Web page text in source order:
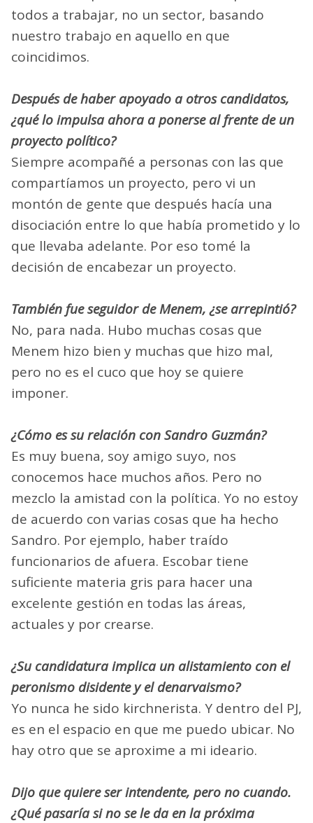
todos a trabajar, no un sector, basando
nuestro trabajo en aquello en que
coincidimos.
Después de haber apoyado a otros candidatos,
¿qué lo impulsa ahora a ponerse al frente de un
proyecto político?
Siempre acompañé a personas con las que
compartíamos un proyecto, pero vi un
montón de gente que después hacía una
disociación entre lo que había prometido y lo
que llevaba adelante. Por eso tomé la
decisión de encabezar un proyecto.
También fue seguidor de Menem, ¿se arrepintió?
No, para nada. Hubo muchas cosas que
Menem hizo bien y muchas que hizo mal,
pero no es el cuco que hoy se quiere
imponer.
¿Cómo es su relación con Sandro Guzmán?
Es muy buena, soy amigo suyo, nos
conocemos hace muchos años. Pero no
mezclo la amistad con la política. Yo no estoy
de acuerdo con varias cosas que ha hecho
Sandro. Por ejemplo, haber traído
funcionarios de afuera. Escobar tiene
suficiente materia gris para hacer una
excelente gestión en todas las áreas,
actuales y por crearse.
¿Su candidatura implica un alistamiento con el
peronismo disidente y el denarvaismo?
Yo nunca he sido kirchnerista. Y dentro del PJ,
es en el espacio en que me puedo ubicar. No
hay otro que se aproxime a mi ideario.
Dijo que quiere ser intendente, pero no cuando.
¿Qué pasaría si no se le da en la próxima